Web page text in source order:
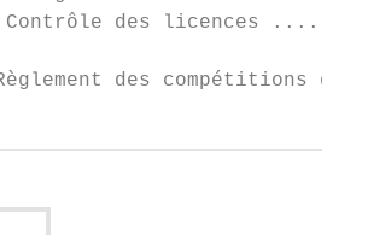
des licences
des compétitions